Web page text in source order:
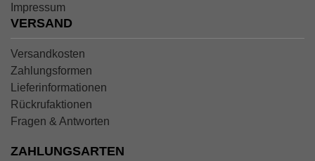
Impressum
VERSAND
Versandkosten
Zahlungsformen
Lieferinformationen
Rückrufaktionen
Fragen & Antworten
ZAHLUNGSARTEN